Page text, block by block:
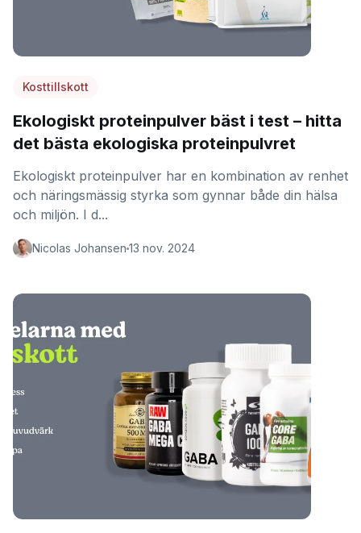
Kosttillskott
Ekologiskt proteinpulver bäst i test – hitta
det bästa ekologiska proteinpulvret
Ekologiskt proteinpulver har en kombination av renhet
och näringsmässig styrka som gynnar både din hälsa
och miljön. I d...
Nicolas Johansen 13 nov. 2024